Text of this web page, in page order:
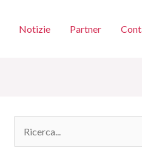
Notizie Partner